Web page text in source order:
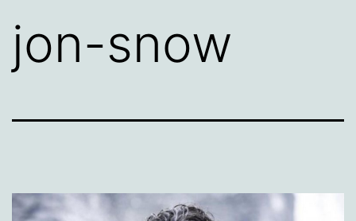
jon-snow